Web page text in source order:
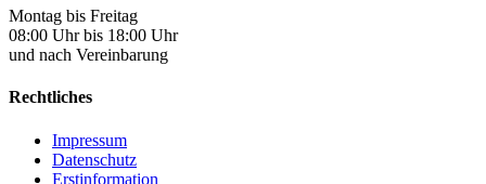
Montag bis Freitag
08:00 Uhr bis 18:00 Uhr
und nach Vereinbarung
Rechtliches
Impressum
Datenschutz
Erstinformation